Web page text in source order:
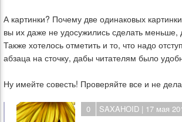
А картинки? Почему две одинаковых
вы их даже не удосужились сделать меньше,
Также хотелось отметить и то, что надо
абзаца на сточку, дабы читателям было
Ну имейте совесть! Проверяйте все и не
0 SAXAHOID | 17 мая